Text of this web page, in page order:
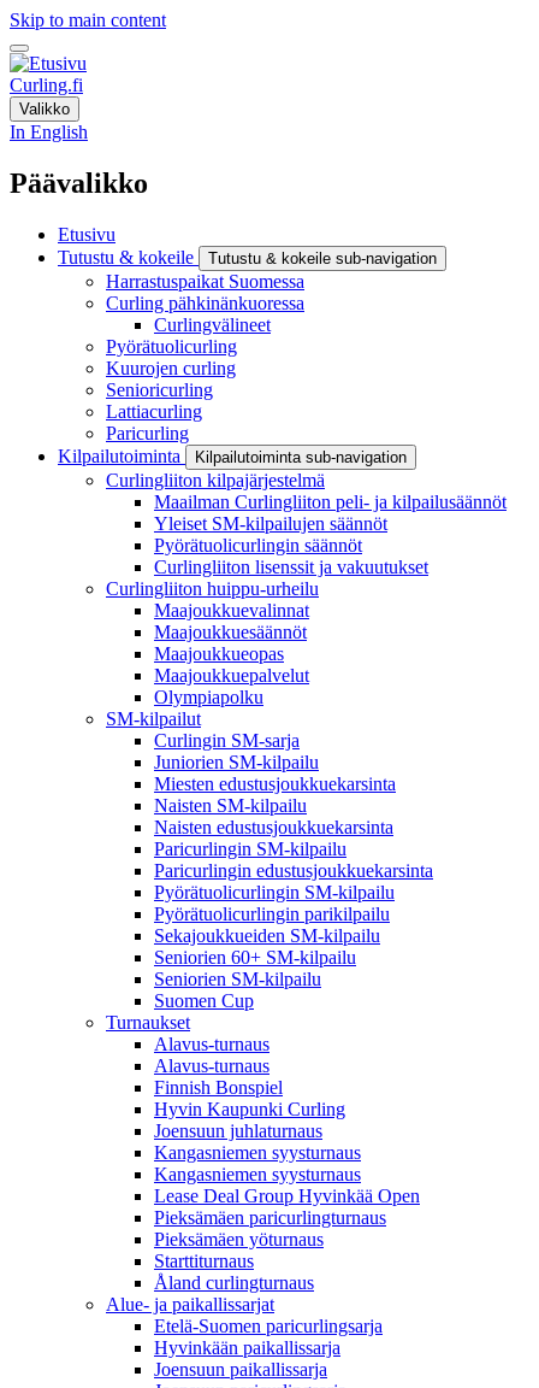
Skip to main content
Curling.fi
Valikko
In English
Päävalikko
Etusivu
Tutustu & kokeile
Tutustu & kokeile sub-navigation
Harrastuspaikat Suomessa
Curling pähkinänkuoressa
Curlingvälineet
Pyörätuolicurling
Kuurojen curling
Senioricurling
Lattiacurling
Paricurling
Kilpailutoiminta
Kilpailutoiminta sub-navigation
Curlingliiton kilpajärjestelmä
Maailman Curlingliiton peli- ja kilpailusäännöt
Yleiset SM-kilpailujen säännöt
Pyörätuolicurlingin säännöt
Curlingliiton lisenssit ja vakuutukset
Curlingliiton huippu-urheilu
Maajoukkuevalinnat
Maajoukkuesäännöt
Maajoukkueopas
Maajoukkuepalvelut
Olympiapolku
SM-kilpailut
Curlingin SM-sarja
Juniorien SM-kilpailu
Miesten edustusjoukkuekarsinta
Naisten SM-kilpailu
Naisten edustusjoukkuekarsinta
Paricurlingin SM-kilpailu
Paricurlingin edustusjoukkuekarsinta
Pyörätuolicurlingin SM-kilpailu
Pyörätuolicurlingin parikilpailu
Sekajoukkueiden SM-kilpailu
Seniorien 60+ SM-kilpailu
Seniorien SM-kilpailu
Suomen Cup
Turnaukset
Alavus-turnaus
Alavus-turnaus
Finnish Bonspiel
Hyvin Kaupunki Curling
Joensuun juhlaturnaus
Kangasniemen syysturnaus
Kangasniemen syysturnaus
Lease Deal Group Hyvinkää Open
Pieksämäen paricurlingturnaus
Pieksämäen yöturnaus
Starttiturnaus
Åland curlingturnaus
Alue- ja paikallissarjat
Etelä-Suomen paricurlingsarja
Hyvinkään paikallissarja
Joensuun paikallissarja